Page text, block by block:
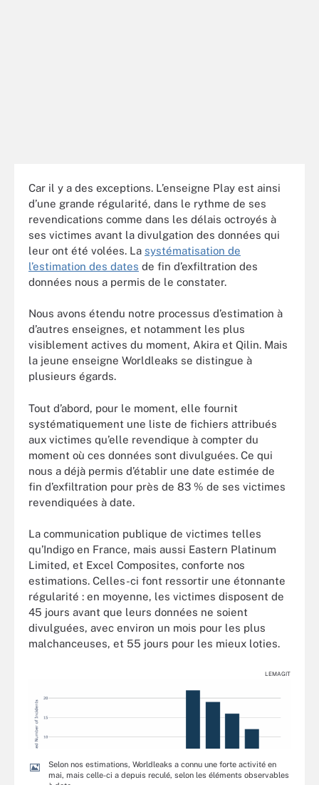
Car il y a des exceptions. L’enseigne Play est ainsi
d’une grande régularité, dans le rythme de ses
revendications comme dans les délais octroyés à
ses victimes avant la divulgation des données qui
leur ont été volées. La systématisation de
l’estimation des dates de fin d’exfiltration des
données nous a permis de le constater.
Nous avons étendu notre processus d’estimation à
d’autres enseignes, et notamment les plus
visiblement actives du moment, Akira et Qilin. Mais
la jeune enseigne Worldleaks se distingue à
plusieurs égards.
Tout d’abord, pour le moment, elle fournit
systématiquement une liste de fichiers attribués
aux victimes qu’elle revendique à compter du
moment où ces données sont divulguées. Ce qui
nous a déjà permis d’établir une date estimée de
fin d’exfiltration pour près de 83 % de ses victimes
revendiquées à date.
La communication publique de victimes telles
qu’Indigo en France, mais aussi Eastern Platinum
Limited, et Excel Composites, conforte nos
estimations. Celles-ci font ressortir une étonnante
régularité : en moyenne, les victimes disposent de
45 jours avant que leurs données ne soient
divulguées, avec environ un mois pour les plus
malchanceuses, et 55 jours pour les mieux loties.
LEMAGIT
Selon nos estimations, Worldleaks a connu une forte activité en
mai, mais celle-ci a depuis reculé, selon les éléments observables